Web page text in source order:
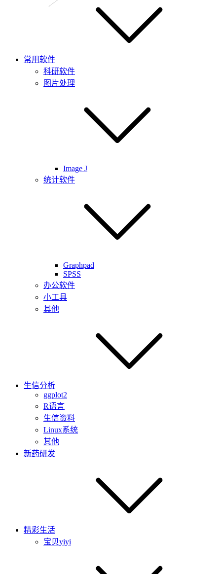
常用软件
科研软件
图片处理
Image J
统计软件
Graphpad
SPSS
办公软件
小工具
其他
生信分析
ggplot2
R语言
生信资料
Linux系统
其他
新药研发
精彩生活
宝贝yiyi